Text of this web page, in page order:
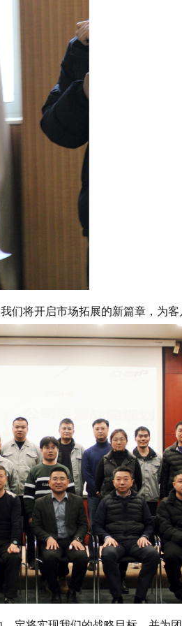
们将开启市场拓展的新篇章，为客